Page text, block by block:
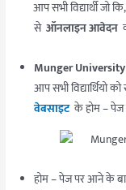
आप सभी विद्यार्थी जो कि,
से ऑनलाइन आवेदन
Munger
आप सभी विद्यार्थियो
वेबसाइट के होम – पेज
होम – पेज पर आने के